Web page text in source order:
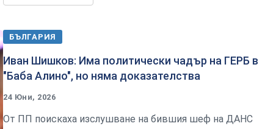
БЪЛГАРИЯ
Иван Шишков: Има политически чадър на ГЕРБ в
"Баба Алино", но няма доказателства
24 Юни, 2026
От ПП поискаха изслушване на бившия шеф на ДАНС